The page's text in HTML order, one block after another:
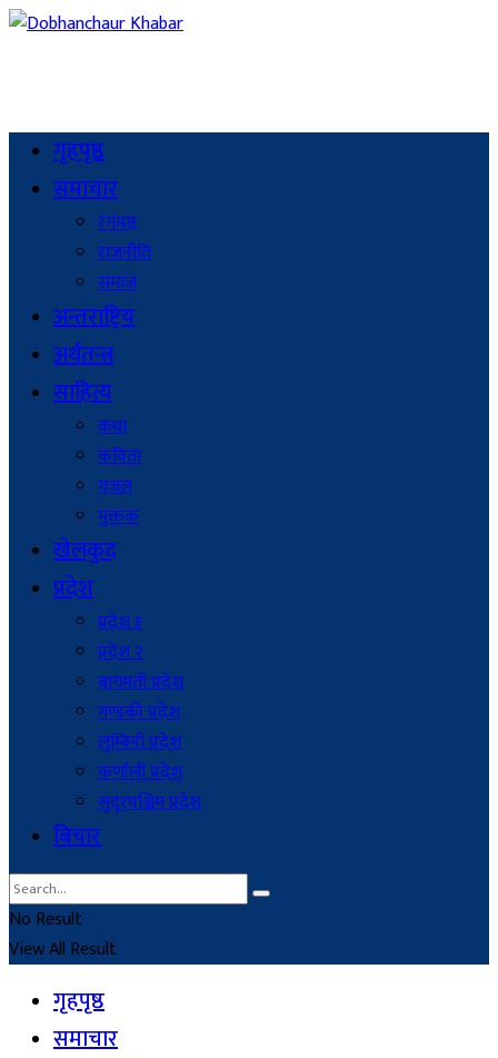
गृहपृष्ठ
समाचार
रंगमञ्च
राजनीति
समाज
अन्तराष्ट्रिय
अर्थतन्त्र
साहित्य
कथा
कविता
गजल
मुक्तक
खेलकुद
प्रदेश
प्रदेश १
प्रदेश २
बागमती प्रदेश
गण्डकी प्रदेश
लुम्बिनी प्रदेश
कर्णाली प्रदेश
सुदूरपश्चिम प्रदेश
बिचार
No Result
View All Result
गृहपृष्ठ
समाचार